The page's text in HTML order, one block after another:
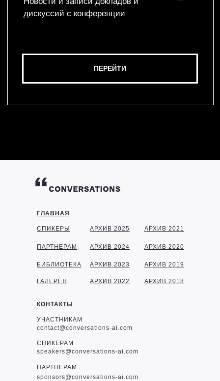
ГЛАВНАЯ
КОНТАКТЫ
СПИКЕРЫ
ПАРТНЕРАМ
БИБЛИОТЕКА
УЧАСТНИКАМ
contact@conversations-ai.com
СПИКЕРАМ
speakers@conversations-ai.com
ПАРТНЕРАМ
sponsors@conversations-ai.com
ГАЛЕРЕЯ
АРХИВ 2025
АРХИВ 2024
АРХИВ 2023
АРХИВ 2022
АРХИВ 2021
АРХИВ 2020
АРХИВ 2019
АРХИВ 2018